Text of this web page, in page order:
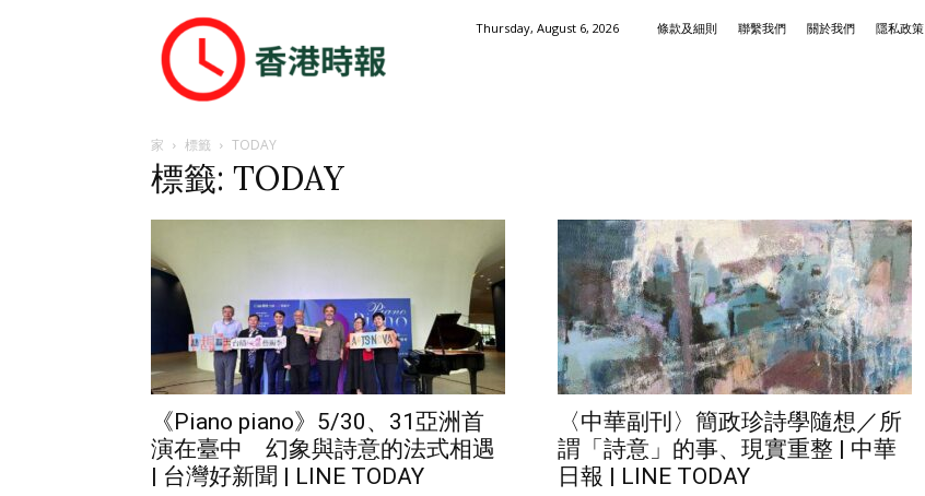
港
時
Thursday, August 6, 2026 條款及細則 聯繫我們 關於我們 隱私政策
家 標籤 TODAY
標籤: TODAY
《Piano piano》5/30、31亞洲首
演在臺中 幻象與詩意的法式相遇
| 台灣好新聞 | LINE TODAY
〈中華副刊〉簡政珍詩學隨想／所
謂「詩意」的事、現實重整 | 中華
日報 | LINE TODAY